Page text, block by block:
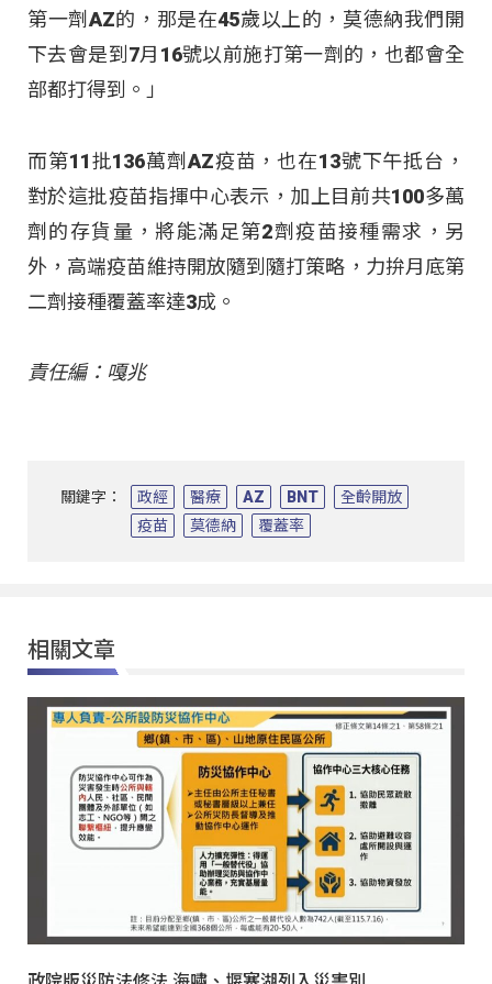
第一劑AZ的，那是在45歲以上的，莫德納我們開
下去會是到7月16號以前施打第一劑的，也都會全
部都打得到。」
而第11批136萬劑AZ疫苗，也在13號下午抵台，
對於這批疫苗指揮中心表示，加上目前共100多萬
劑的存貨量，將能滿足第2劑疫苗接種需求，另
外，高端疫苗維持開放隨到隨打策略，力拚月底第
二劑接種覆蓋率達3成。
責任編：嘎兆
關鍵字： 政經 醫療 AZ BNT
全齡開放
疫苗
莫德納 覆蓋率
相關文章